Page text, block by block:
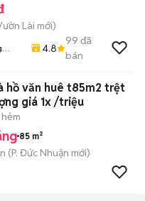
Lài mới)
4.8
99 đã
bán
hồ văn huê t85m2 trệt
giá 1x /triệu
85 m²
(P. Đức Nhuận mới)